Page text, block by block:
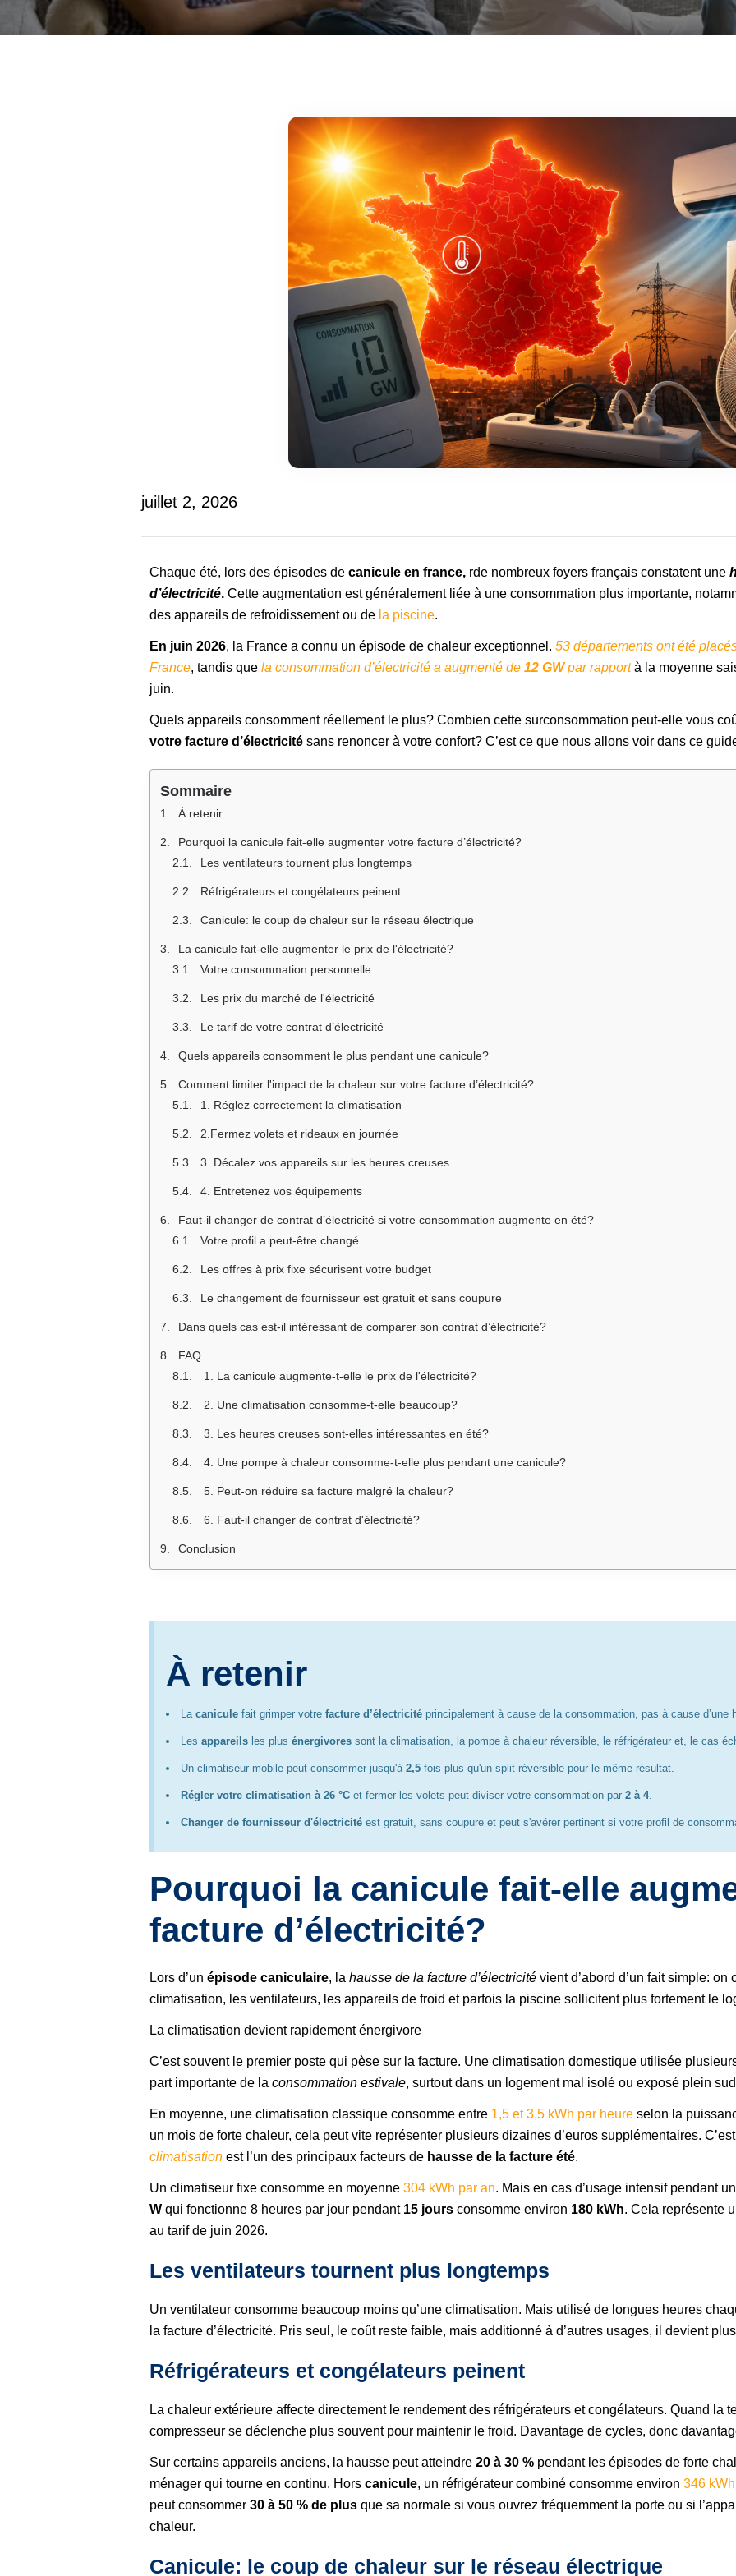
juillet 2, 2026
Chaque été, lors des épisodes de canicule en france, rde nombreux foyers français constatent une
d’électricité. Cette augmentation est généralement liée à une consommation plus importante,
des appareils de refroidissement ou de la piscine.
En juin 2026, la France a connu un épisode de chaleur exceptionnel. 53 départements ont été
France, tandis que la consommation d’électricité a augmenté de 12 GW par rapportà la moyenne
juin.
Quels appareils consomment réellement le plus? Combien cette surconsommation peut-elle vous
votre facture d’électricité sans renoncer à votre confort? C’est ce que nous allons voir dans ce
Sommaire
À retenir
Pourquoi la canicule fait-elle augmenter votre facture d’électricité?
Les ventilateurs tournent plus longtemps
Réfrigérateurs et congélateurs peinent
Canicule: le coup de chaleur sur le réseau électrique
La canicule fait-elle augmenter le prix de l'électricité?
Votre consommation personnelle
Les prix du marché de l'électricité
Le tarif de votre contrat d’électricité
Quels appareils consomment le plus pendant une canicule?
Comment limiter l'impact de la chaleur sur votre facture d’électricité?
1. Réglez correctement la climatisation
2.Fermez volets et rideaux en journée
3. Décalez vos appareils sur les heures creuses
4. Entretenez vos équipements
Faut-il changer de contrat d’électricité si votre consommation augmente en été?
Votre profil a peut-être changé
Les offres à prix fixe sécurisent votre budget
Le changement de fournisseur est gratuit et sans coupure
Dans quels cas est-il intéressant de comparer son contrat d’électricité?
FAQ
1. La canicule augmente-t-elle le prix de l'électricité?
2. Une climatisation consomme-t-elle beaucoup?
3. Les heures creuses sont-elles intéressantes en été?
4. Une pompe à chaleur consomme-t-elle plus pendant une canicule?
5. Peut-on réduire sa facture malgré la chaleur?
6. Faut-il changer de contrat d'électricité?
Conclusion
À retenir
La canicule fait grimper votre facture d’électricité principalement à cause de la consommation, pas à cause d’une
Les appareils les plus énergivores sont la climatisation, la pompe à chaleur réversible, le réfrigérateur et, le cas
Un climatiseur mobile peut consommer jusqu'à 2,5 fois plus qu'un split réversible pour le même résultat.
Régler votre climatisation à 26 °C et fermer les volets peut diviser votre consommation par 2 à 4.
Changer de fournisseur d'électricité est gratuit, sans coupure et peut s'avérer pertinent si votre profil de
Pourquoi la canicule fait-elle
facture d’électricité?
Lors d’un épisode caniculaire, la hausse de la facture d’électricité vient d’abord d’un fait simple:
climatisation, les ventilateurs, les appareils de froid et parfois la piscine sollicitent plus fortement le
La climatisation devient rapidement énergivore
C’est souvent le premier poste qui pèse sur la facture. Une climatisation domestique utilisée
part importante de la consommation estivale, surtout dans un logement mal isolé ou exposé plein
En moyenne, une climatisation classique consomme entre 1,5 et 3,5 kWh par heure selon la
un mois de forte chaleur, cela peut vite représenter plusieurs dizaines d’euros supplémentaires.
climatisation est l’un des principaux facteurs de hausse de la facture été.
Un climatiseur fixe consomme en moyenne 304 kWh par an. Mais en cas d’usage intensif pendant
W qui fonctionne 8 heures par jour pendant 15 jours consomme environ 180 kWh. Cela représente
au tarif de juin 2026.
Les ventilateurs tournent plus longtemps
Un ventilateur consomme beaucoup moins qu’une climatisation. Mais utilisé de longues heures
la facture d’électricité. Pris seul, le coût reste faible, mais additionné à d’autres usages, il devient
Réfrigérateurs et congélateurs peinent
La chaleur extérieure affecte directement le rendement des réfrigérateurs et congélateurs. Quand la
compresseur se déclenche plus souvent pour maintenir le froid. Davantage de cycles, donc
Sur certains appareils anciens, la hausse peut atteindre 20 à 30 % pendant les épisodes de forte
ménager qui tourne en continu. Hors canicule, un réfrigérateur combiné consomme environ 346
peut consommer 30 à 50 % de plus que sa normale si vous ouvrez fréquemment la porte ou si
chaleur.
Canicule: le coup de chaleur sur le réseau électrique